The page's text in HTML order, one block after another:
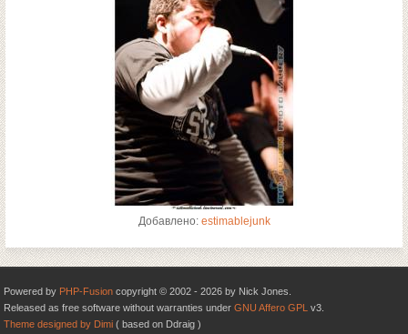
Добавлено: estimablejunk
Powered by PHP-Fusion copyright © 2002 - 2026 by Nick Jones.
Released as free software without warranties under GNU Affero GPL v3.
Theme designed by Dimi ( based on Ddraig )